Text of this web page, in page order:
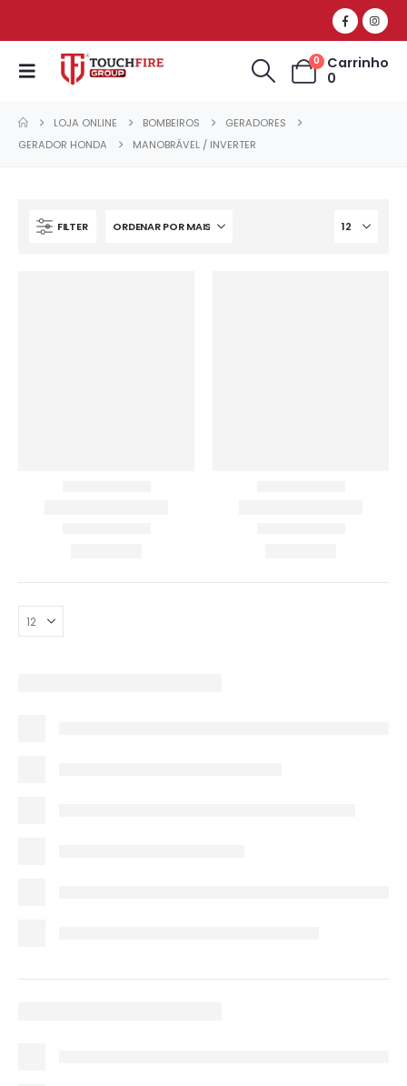
0
Carrinho
0
LOJA ONLINE BOMBEIROS
GERADORES
GERADOR HONDA
MANOBRÁVEL / INVERTER
FILTER